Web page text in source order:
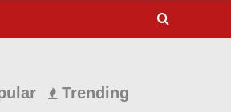
Trending